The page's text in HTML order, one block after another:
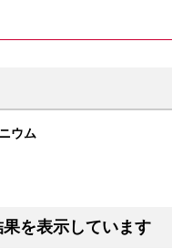
ウム
を表示しています